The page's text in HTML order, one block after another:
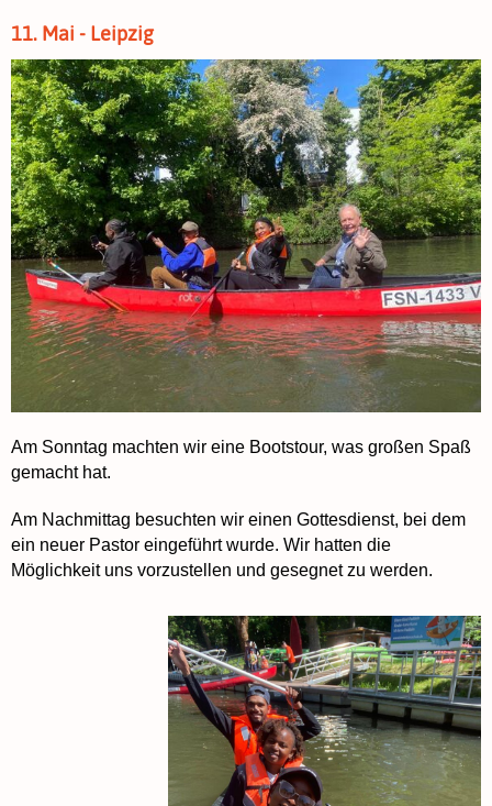
11. Mai - Leipzig
Am Sonntag machten wir eine Bootstour, was großen Spaß
gemacht hat.
Am Nachmittag besuchten wir einen Gottesdienst, bei dem
ein neuer Pastor eingeführt wurde. Wir hatten die
Möglichkeit uns vorzustellen und gesegnet zu werden.